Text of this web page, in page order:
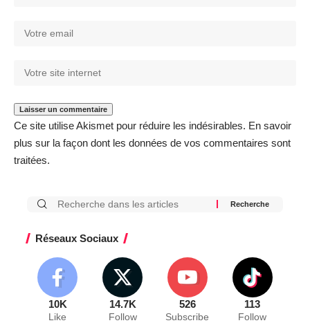
Ce site utilise Akismet pour réduire les indésirables. En savoir
plus sur la façon dont les données de vos commentaires sont
traitées.
Réseaux Sociaux
10K
Like
14.7K
Follow
526
Subscribe
113
Follow